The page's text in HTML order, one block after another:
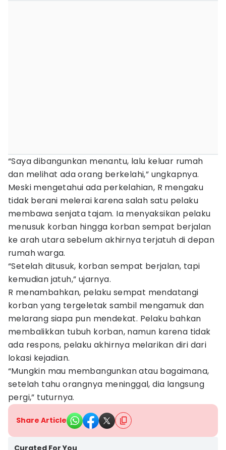
“Saya dibangunkan menantu, lalu keluar rumah
dan melihat ada orang berkelahi,” ungkapnya.
Meski mengetahui ada perkelahian, R mengaku
tidak berani melerai karena salah satu pelaku
membawa senjata tajam. Ia menyaksikan pelaku
menusuk korban hingga korban sempat berjalan
ke arah utara sebelum akhirnya terjatuh di depan
rumah warga.
“Setelah ditusuk, korban sempat berjalan, tapi
kemudian jatuh,” ujarnya.
R menambahkan, pelaku sempat mendatangi
korban yang tergeletak sambil mengamuk dan
melarang siapa pun mendekat. Pelaku bahkan
membalikkan tubuh korban, namun karena tidak
ada respons, pelaku akhirnya melarikan diri dari
lokasi kejadian.
“Mungkin mau membangunkan atau bagaimana,
setelah tahu orangnya meninggal, dia langsung
pergi,” tuturnya.
Share Article
Curated For You